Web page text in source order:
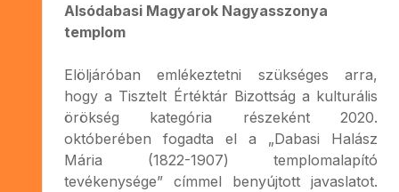
Alsódabasi Magyarok Nagyasszonya
templom
Elöljáróban emlékeztetni szükséges arra,
hogy a Tisztelt Értéktár Bizottság a kulturális
örökség kategória részeként 2020.
októberében fogadta el a „Dabasi Halász
Mária (1822-1907) templomalapító
tevékenysége” címmel benyújtott javaslatot.